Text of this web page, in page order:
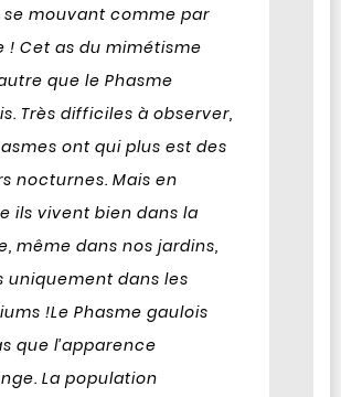
se mouvant comme par
! Cet as du mimétisme
que le Phasme
Très difficiles à observer,
ont qui plus est des
nocturnes. Mais en
ils vivent bien dans la
même dans nos jardins,
uniquement dans les
!Le Phasme gaulois
que l’apparence
La population